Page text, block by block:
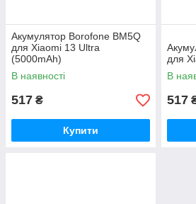
Акумулятор Borofone BM5Q
для Xiaomi 13 Ultra
(5000mAh)
В наявності
517 ₴
Купити
для
В
517